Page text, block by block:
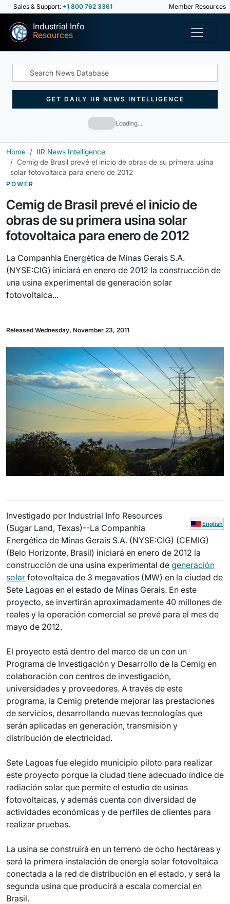
Sales & Support: +1 800 762 3361 Member Resources
Industrial Info
Resources
Loading…
GET DAILY IIR NEWS INTELLIGENCE
Home
IIR News Intelligence
Cemig de Brasil prevé el inicio de obras de su primera usina
solar fotovoltaica para enero de 2012
POWER
Cemig de Brasil prevé el inicio de
obras de su primera usina solar
fotovoltaica para enero de 2012
La Companhia Energética de Minas Gerais S.A.
(NYSE:CIG) iniciará en enero de 2012 la construcción de
una usina experimental de generación solar
fotovoltaica...
Released Wednesday, November 23, 2011
English
Investigado por Industrial Info Resources
(Sugar Land, Texas)--La Companhia
Energética de Minas Gerais S.A. (NYSE:CIG) (CEMIG)
(Belo Horizonte, Brasil) iniciará en enero de 2012 la
construcción de una usina experimental de generación
solar fotovoltaica de 3 megavatios (MW) en la ciudad de
Sete Lagoas en el estado de Minas Gerais. En este
proyecto, se invertirán aproximadamente 40 millones de
reales y la operación comercial se prevé para el mes de
mayo de 2012.
El proyecto está dentro del marco de un con un
Programa de Investigación y Desarrollo de la Cemig en
colaboración con centros de investigación,
universidades y proveedores. A través de este
programa, la Cemig pretende mejorar las prestaciones
de servicios, desarrollando nuevas tecnologías que
serán aplicadas en generación, transmisión y
distribución de electricidad.
Sete Lagoas fue elegido municipio piloto para realizar
este proyecto porque la ciudad tiene adecuado índice de
radiación solar que permite el estudio de usinas
fotovoltaicas, y además cuenta con diversidad de
actividades económicas y de perfiles de clientes para
realizar pruebas.
La usina se construirá en un terreno de ocho hectáreas y
será la primera instalación de energía solar fotovoltaica
conectada a la red de distribución en el estado, y será la
segunda usina que producirá a escala comercial en
Brasil.